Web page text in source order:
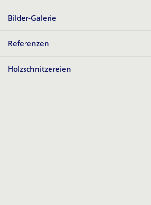
Bilder-Galerie
Referenzen
Holzschnitzereien